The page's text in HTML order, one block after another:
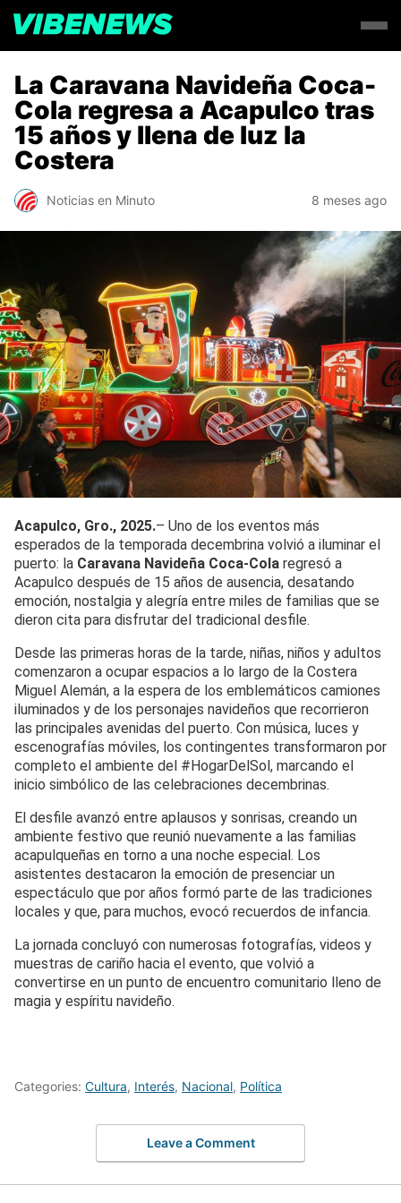
La Caravana Navideña Coca-
Cola regresa a Acapulco tras
15 años y llena de luz la
Costera
Noticias en Minuto 8 meses ago
Acapulco, Gro., 2025.– Uno de los eventos más
esperados de la temporada decembrina volvió a iluminar el
puerto: la Caravana Navideña Coca-Cola regresó a
Acapulco después de 15 años de ausencia, desatando
emoción, nostalgia y alegría entre miles de familias que se
dieron cita para disfrutar del tradicional desfile.
Desde las primeras horas de la tarde, niñas, niños y adultos
comenzaron a ocupar espacios a lo largo de la Costera
Miguel Alemán, a la espera de los emblemáticos camiones
iluminados y de los personajes navideños que recorrieron
las principales avenidas del puerto. Con música, luces y
escenografías móviles, los contingentes transformaron por
completo el ambiente del #HogarDelSol, marcando el
inicio simbólico de las celebraciones decembrinas.
El desfile avanzó entre aplausos y sonrisas, creando un
ambiente festivo que reunió nuevamente a las familias
acapulqueñas en torno a una noche especial. Los
asistentes destacaron la emoción de presenciar un
espectáculo que por años formó parte de las tradiciones
locales y que, para muchos, evocó recuerdos de infancia.
La jornada concluyó con numerosas fotografías, videos y
muestras de cariño hacia el evento, que volvió a
convertirse en un punto de encuentro comunitario lleno de
magia y espíritu navideño.
Categories: Cultura, Interés, Nacional, Política
Leave a Comment